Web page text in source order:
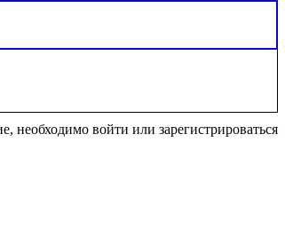
необходимо войти или зарегистрироваться